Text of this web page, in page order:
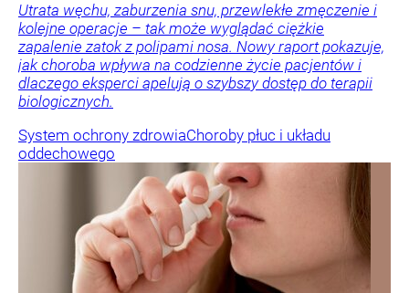
Utrata węchu, zaburzenia snu, przewlekłe zmęczenie i
kolejne operacje – tak może wyglądać ciężkie
zapalenie zatok z polipami nosa. Nowy raport pokazuje,
jak choroba wpływa na codzienne życie pacjentów i
dlaczego eksperci apelują o szybszy dostęp do terapii
biologicznych.
System ochrony zdrowiaChoroby płuc i układu
oddechowego